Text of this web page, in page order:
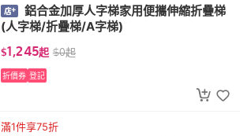
鋁合金加厚人字梯家用便攜伸縮折疊梯
(人字梯/折疊梯/A字梯)
$1,245起 $0起
折價券 登記
滿1件享75折